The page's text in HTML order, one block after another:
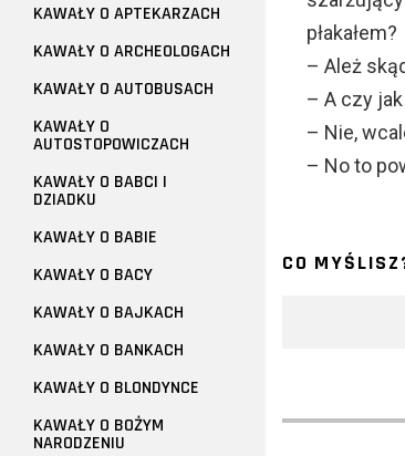
płakałem?
– Ależ
– A czy
– Nie,
– No to
CO
KAWAŁY O APTEKARZACH
KAWAŁY O ARCHEOLOGACH
KAWAŁY O AUTOBUSACH
KAWAŁY O
AUTOSTOPOWICZACH
KAWAŁY O BABCI I
DZIADKU
KAWAŁY O BABIE
KAWAŁY O BACY
KAWAŁY O BAJKACH
KAWAŁY O BANKACH
KAWAŁY O BLONDYNCE
KAWAŁY O BOŻYM
NARODZENIU